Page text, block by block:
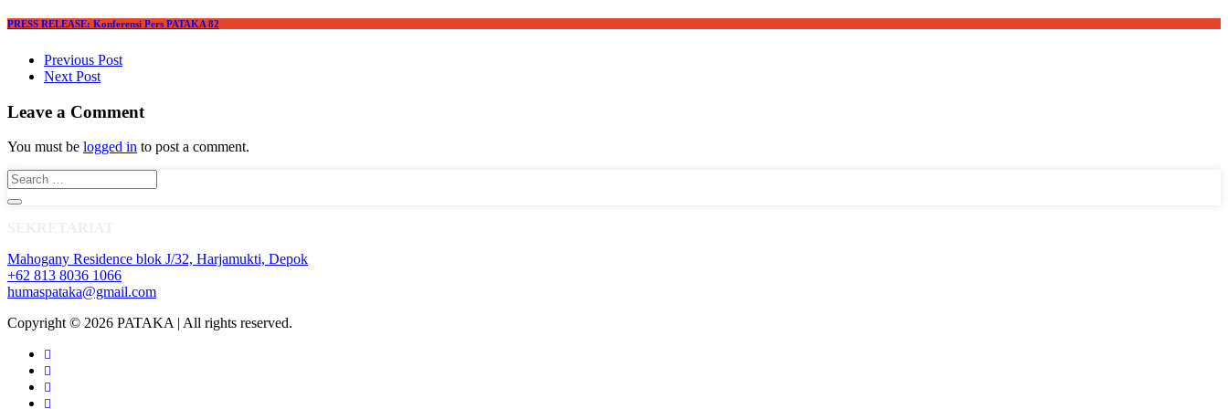
PRESS RELEASE: Konferensi Pers PATAKA 82
Post navigation
Previous Post
Next Post
Leave a Comment
You must be logged in to post a comment.
Mahogany Residence blok J/32, Harjamukti, Depok
+62 813 8036 1066
humaspataka@gmail.com
Copyright © 2026 PATAKA | All rights reserved.